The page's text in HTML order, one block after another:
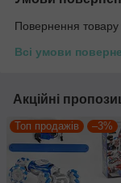
Повернення товару
Всі умови
Акційні
Топ продажів –3%